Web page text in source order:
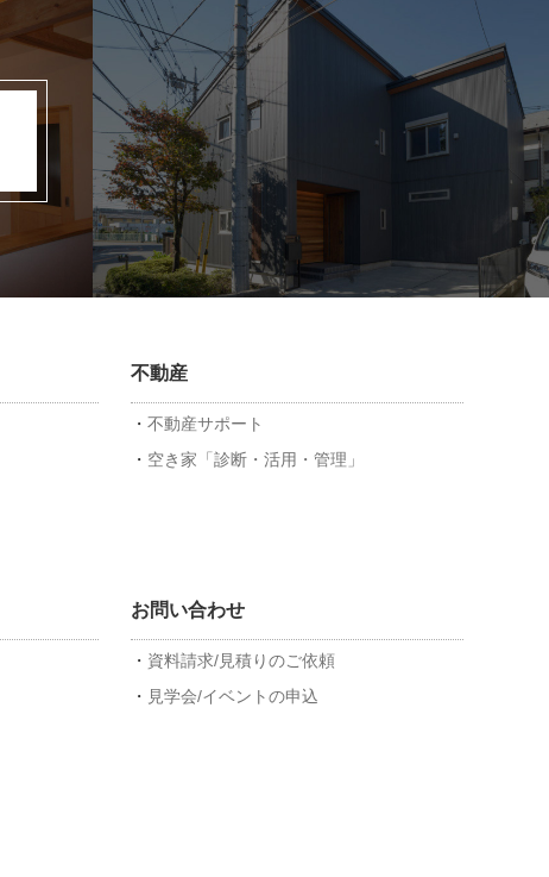
不動産
不動産サポート
空き家「診断・活用・管理」
お問い合わせ
資料請求/見積りのご依頼
見学会/イベントの申込